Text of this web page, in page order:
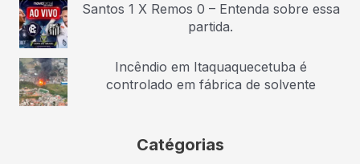
Santos 1 X Remos 0 – Entenda sobre essa
partida.
Incêndio em Itaquaquecetuba é
controlado em fábrica de solvente
Catégorias